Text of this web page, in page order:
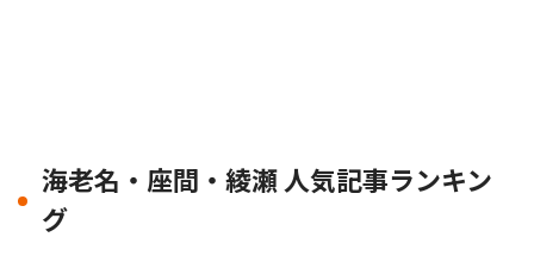
海老名・座間・綾瀬 人気記事ランキン
グ